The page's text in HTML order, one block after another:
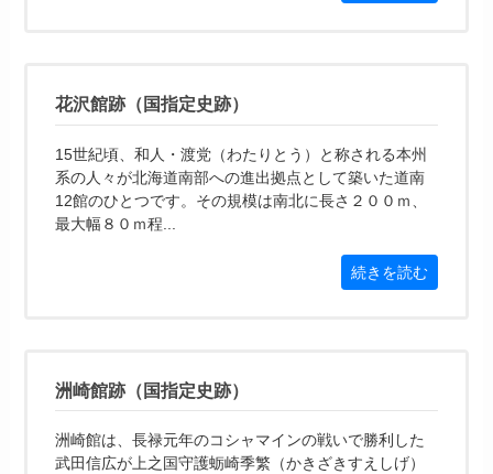
花沢館跡（国指定史跡）
15世紀頃、和人・渡党（わたりとう）と称される本州
系の人々が北海道南部への進出拠点として築いた道南
12館のひとつです。その規模は南北に長さ２００ｍ、
最大幅８０ｍ程...
続きを読む
洲崎館跡（国指定史跡）
洲崎館は、長禄元年のコシャマインの戦いで勝利した
武田信広が上之国守護蛎崎季繁（かきざきすえしげ）